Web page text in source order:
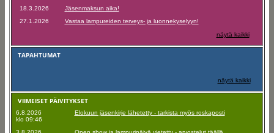
18.3.2026
Jäsenmaksun aika!
27.1.2026
Vastaa lampureiden terveys- ja luonnekyselyyn!
näytä kaikki
TAPAHTUMAT
näytä kaikki
VIIMEISET PÄIVITYKSET
6.8.2026
klo 09:46
Elokuun jäsenkirje lähetetty - tarkista myös roskaposti